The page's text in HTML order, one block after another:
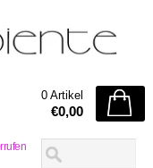
0 Artikel
€0,00